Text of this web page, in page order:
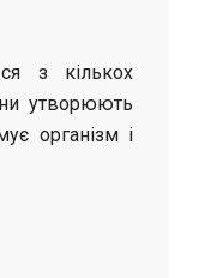
з кількох
утворюють
організм і